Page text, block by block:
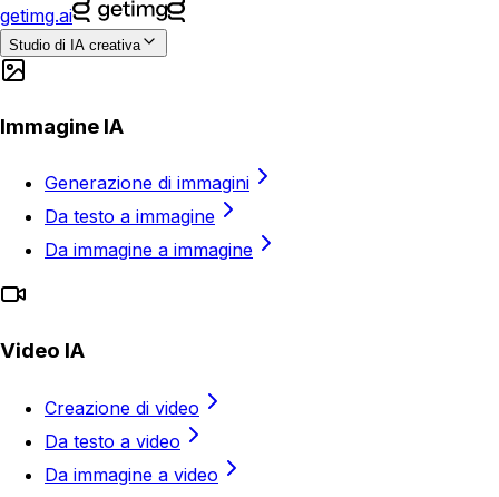
getimg.ai
Studio di IA creativa
Immagine IA
Generazione di immagini
Da testo a immagine
Da immagine a immagine
Video IA
Creazione di video
Da testo a video
Da immagine a video